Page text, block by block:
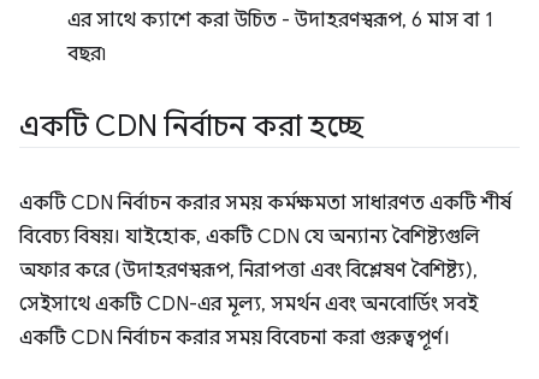
এর সাথে ক্যাশে করা উচিত - উদাহরণস্বরূপ, 6 মাস বা 1
বছর৷
একটি CDN নির্বাচন করা হচ্ছে
একটি CDN নির্বাচন করার সময় কর্মক্ষমতা সাধারণত একটি শীর্ষ
বিবেচ্য বিষয়। যাইহোক, একটি CDN যে অন্যান্য বৈশিষ্ট্যগুলি
অফার করে (উদাহরণস্বরূপ, নিরাপত্তা এবং বিশ্লেষণ বৈশিষ্ট্য),
সেইসাথে একটি CDN-এর মূল্য, সমর্থন এবং অনবোর্ডিং সবই
একটি CDN নির্বাচন করার সময় বিবেচনা করা গুরুত্বপূর্ণ।